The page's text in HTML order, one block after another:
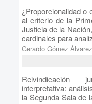
¿Proporcionalidad o
al criterio de la
Justicia de la
cardinales para
Gerardo Gómez Álvarez
Reivindicación
interpretativa:
la Segunda Sala de